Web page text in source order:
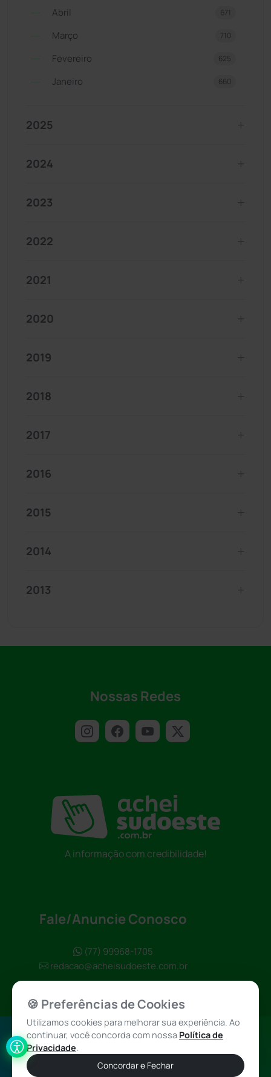
Abril 671
Março 710
Fevereiro 625
Janeiro 660
2025
2024
2023
2022
2021
2020
2019
2018
2017
2016
2015
2014
2013
Nossas Redes
A informação com credibilidade!
Fale/Anuncie Conosco
(77) 99968-1705
redacao@acheisudoeste.com.br
Política de
Privacidade
Achei Sudoeste
© 2026 - Todos
os direitos
🍪 Preferências de Cookies
Utilizamos cookies para melhorar sua experiência. Ao
continuar, você concorda com nossa Política de
Privacidade.
Concordar e Fechar